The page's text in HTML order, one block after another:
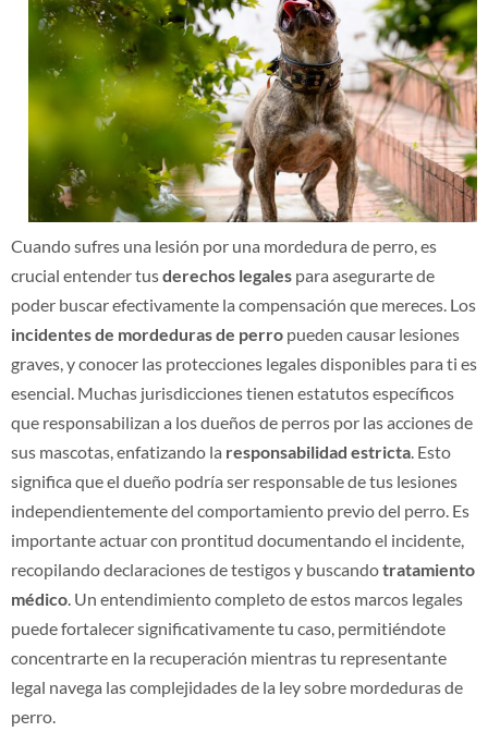
Cuando sufres una lesión por una mordedura de perro, es
crucial entender tusderechos legales para asegurarte de
poder buscar efectivamente la compensación que mereces. Los
incidentes de mordeduras de perro pueden causar lesiones
graves, y conocer las protecciones legales disponibles para ti es
esencial. Muchas jurisdicciones tienen estatutos específicos
que responsabilizan a los dueños de perros por las acciones de
sus mascotas, enfatizando la responsabilidad estricta. Esto
significa que el dueño podría ser responsable de tus lesiones
independientemente del comportamiento previo del perro. Es
importante actuar con prontitud documentando el incidente,
recopilando declaraciones de testigos y buscandotratamiento
médico. Un entendimiento completo de estos marcos legales
puede fortalecer significativamente tu caso, permitiéndote
concentrarte en la recuperación mientras tu representante
legal navega las complejidades de la ley sobre mordeduras de
perro.